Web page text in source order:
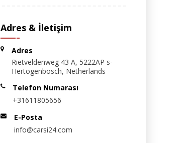
Adres & İletişim
Adres
Rietveldenweg 43 A, 5222AP s-
Hertogenbosch, Netherlands
Telefon Numarası
+31611805656
E-Posta
info@carsi24.com